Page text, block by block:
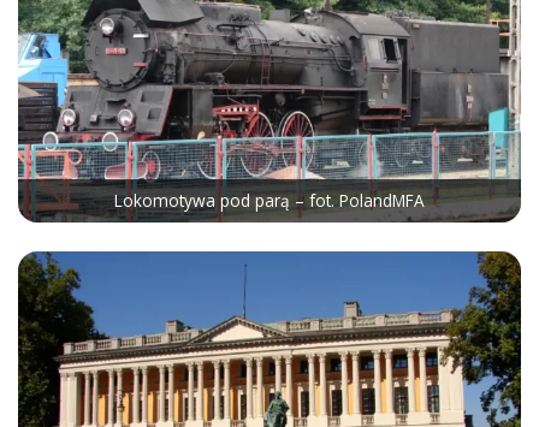
Lokomotywa pod parą – fot. PolandMFA